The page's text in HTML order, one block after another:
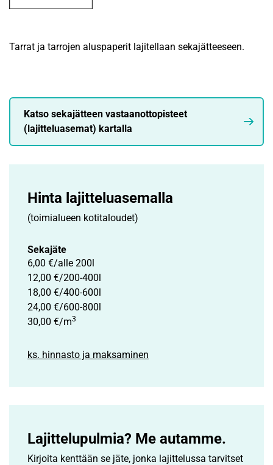
Tarrat ja tarrojen aluspaperit lajitellaan sekajätteeseen.
Katso sekajätteen vastaanottopisteet
(lajitteluasemat) kartalla
Hinta lajittelu­asemalla
(toimialueen kotitaloudet)
Sekajäte
6,00 €/alle 200l
12,00 €/200-400l
18,00 €/400-600l
24,00 €/600-800l
30,00 €/m3
ks. hinnasto ja maksaminen
Lajittelupulmia? Me autamme.
Kirjoita kenttään se jäte, jonka lajittelussa tarvitset